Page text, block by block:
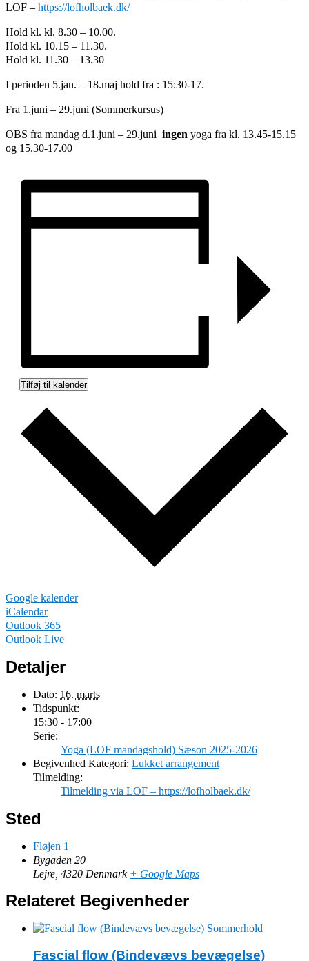
LOF – https://lofholbaek.dk/
Hold kl. kl. 8.30 – 10.00.
Hold kl. 10.15 – 11.30.
Hold kl. 11.30 – 13.30
I perioden 5.jan. – 18.maj hold fra : 15:30-17.
Fra 1.juni – 29.juni (Sommerkursus)
OBS fra mandag d.1.juni – 29.juni ingen yoga fra kl. 13.45-15.15
og 15.30-17.00
Tilføj til kalender
Google kalender
iCalendar
Outlook 365
Outlook Live
Detaljer
Dato: 16. marts
Tidspunkt:
15:30 - 17:00
Serie:
Yoga (LOF mandagshold) Sæson 2025-2026
Begivenhed Kategori: Lukket arrangement
Tilmelding:
Tilmelding via LOF – https://lofholbaek.dk/
Sted
Fløjen 1
Bygaden 20
Lejre 4320 Denmark + Google Maps
Relateret Begivenheder
Fascial flow (Bindevævs bevægelse)